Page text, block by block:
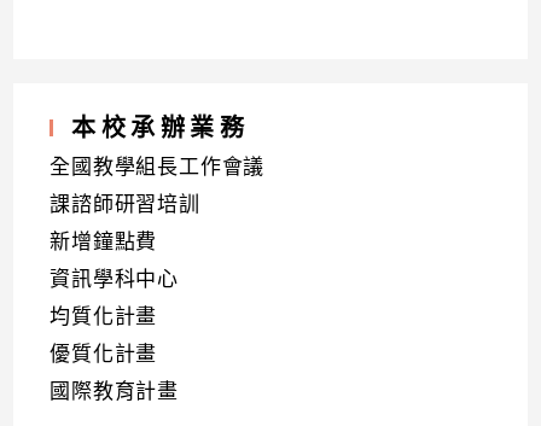
本校承辦業務
全國教學組長工作會議
課諮師研習培訓
新增鐘點費
資訊學科中心
均質化計畫
優質化計畫
國際教育計畫